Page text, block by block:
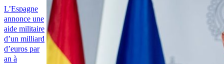
L’Espagne
annonce une
aide militaire
d’un milliard
d’euros par
an à